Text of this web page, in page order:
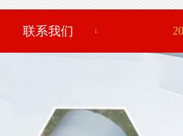
联系我们